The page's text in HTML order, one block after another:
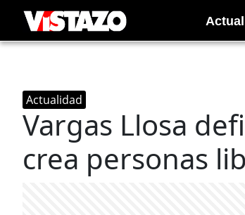
Actualidad
Vargas Llosa
crea personas